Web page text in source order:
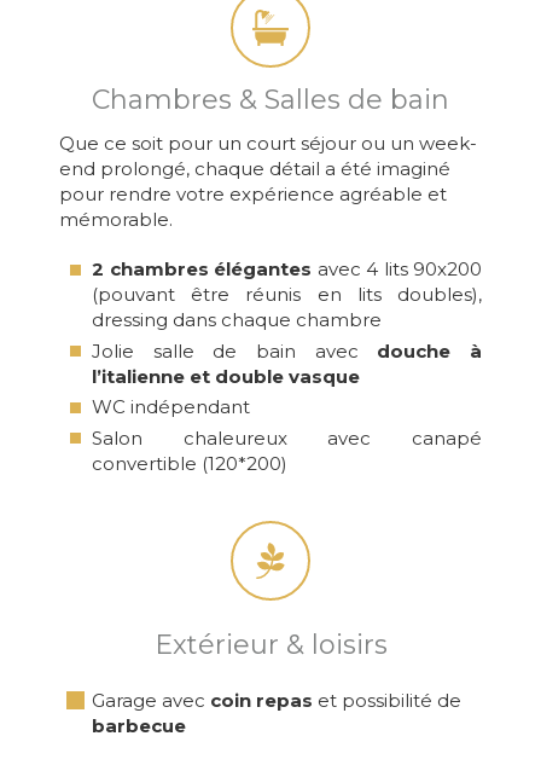
Chambres & Salles de bain
Que ce soit pour un court séjour ou un week-
end prolongé, chaque détail a été imaginé
pour rendre votre expérience agréable et
mémorable.
2 chambres élégantes avec 4 lits 90x200
(pouvant être réunis en lits doubles),
dressing dans chaque chambre
Jolie salle de bain avec douche à
l’italienne et double vasque
WC indépendant
Salon chaleureux avec canapé
convertible (120*200)
Extérieur & loisirs
Garage avec coin repas et possibilité de
barbecue